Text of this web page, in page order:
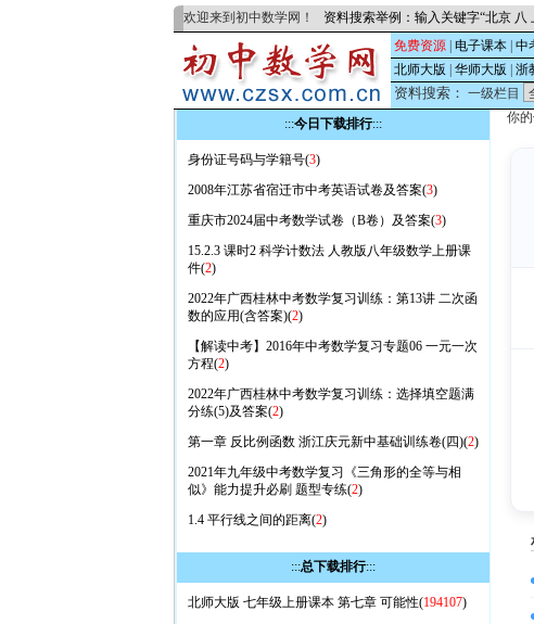
欢迎来到初中数学网！ 资料搜索举例：输入关键字“北京
免费资源 电子课本 中
北师大版
华师大版 浙
资料搜索： 一级栏目
:::今日下载排行:::
身份证号码与学籍号(3)
2008年江苏省宿迁市中考英语试卷及答案(3)
重庆市2024届中考数学试卷（B卷）及答案(3)
15.2.3 课时2 科学计数法 人教版八年级数学上册课
件(2)
2022年广西桂林中考数学复习训练：第13讲 二次函
数的应用(含答案)(2)
【解读中考】2016年中考数学复习专题06 一元一次
方程(2)
2022年广西桂林中考数学复习训练：选择填空题满
分练(5)及答案(2)
第一章 反比例函数 浙江庆元新中基础训练卷(四)(2)
2021年九年级中考数学复习《三角形的全等与相
似》能力提升必刷 题型专练(2)
1.4 平行线之间的距离(2)
:::总下载排行:::
北师大版 七年级上册课本 第七章 可能性(194107)
你的